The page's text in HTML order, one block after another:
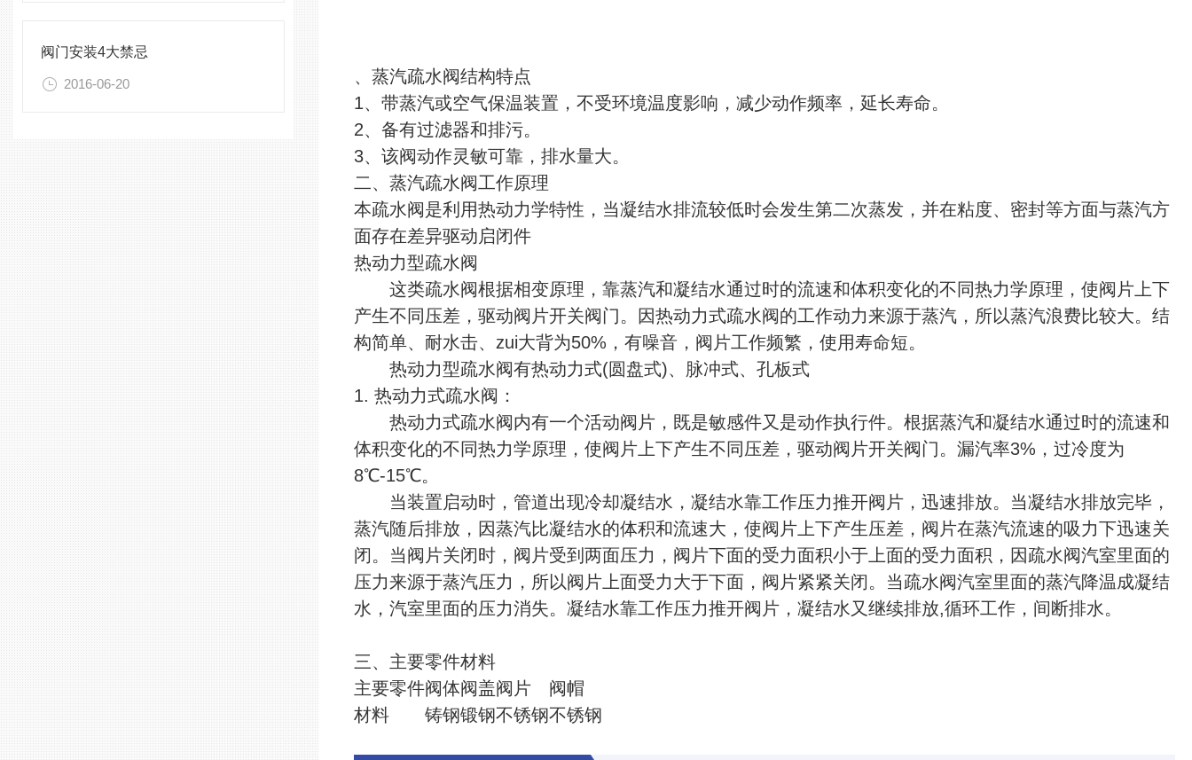
阀门安装4大禁忌
2016-06-20
、蒸汽疏水阀结构特点
1、带蒸汽或空气保温装置，不受环境温度影响，减少动作频率，延长寿命。
2、备有过滤器和排污。
3、该阀动作灵敏可靠，排水量大。
二、蒸汽疏水阀工作原理
本疏水阀是利用热动力学特性，当凝结水排流较低时会发生第二次蒸发，并在粘度、密封等方面与蒸汽方
面存在差异驱动启闭件
热动力型疏水阀
这类疏水阀根据相变原理，靠蒸汽和凝结水通过时的流速和体积变化的不同热力学原理，使阀片上下
产生不同压差，驱动阀片开关阀门。因热动力式疏水阀的工作动力来源于蒸汽，所以蒸汽浪费比较大。结
构简单、耐水击、zui大背为50%，有噪音，阀片工作频繁，使用寿命短。
热动力型疏水阀有热动力式(圆盘式)、脉冲式、孔板式
1. 热动力式疏水阀：
热动力式疏水阀内有一个活动阀片，既是敏感件又是动作执行件。根据蒸汽和凝结水通过时的流速和
体积变化的不同热力学原理，使阀片上下产生不同压差，驱动阀片开关阀门。漏汽率3%，过冷度为
8℃-15℃。
当装置启动时，管道出现冷却凝结水，凝结水靠工作压力推开阀片，迅速排放。当凝结水排放完毕，
蒸汽随后排放，因蒸汽比凝结水的体积和流速大，使阀片上下产生压差，阀片在蒸汽流速的吸力下迅速关
闭。当阀片关闭时，阀片受到两面压力，阀片下面的受力面积小于上面的受力面积，因疏水阀汽室里面的
压力来源于蒸汽压力，所以阀片上面受力大于下面，阀片紧紧关闭。当疏水阀汽室里面的蒸汽降温成凝结
水，汽室里面的压力消失。凝结水靠工作压力推开阀片，凝结水又继续排放,循环工作，间断排水。
三、主要零件材料
主要零件阀体阀盖阀片
阀帽
材料
铸钢锻钢不锈钢不锈钢